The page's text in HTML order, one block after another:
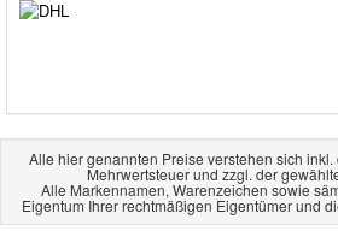
Alle hier genannten Preise verstehen sich
Mehrwertsteuer und zzgl. der
Alle Markennamen, Warenzeichen sowie
Eigentum Ihrer rechtmäßigen Eigentümer und